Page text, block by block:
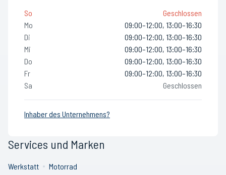
So
Geschlossen
Mo
09:00–12:00, 13:00–16:30
Di
09:00–12:00, 13:00–16:30
Mi
09:00–12:00, 13:00–16:30
Do
09:00–12:00, 13:00–16:30
Fr
09:00–12:00, 13:00–16:30
Sa
Geschlossen
Inhaber des Unternehmens?
Services und Marken
Werkstatt Motorrad